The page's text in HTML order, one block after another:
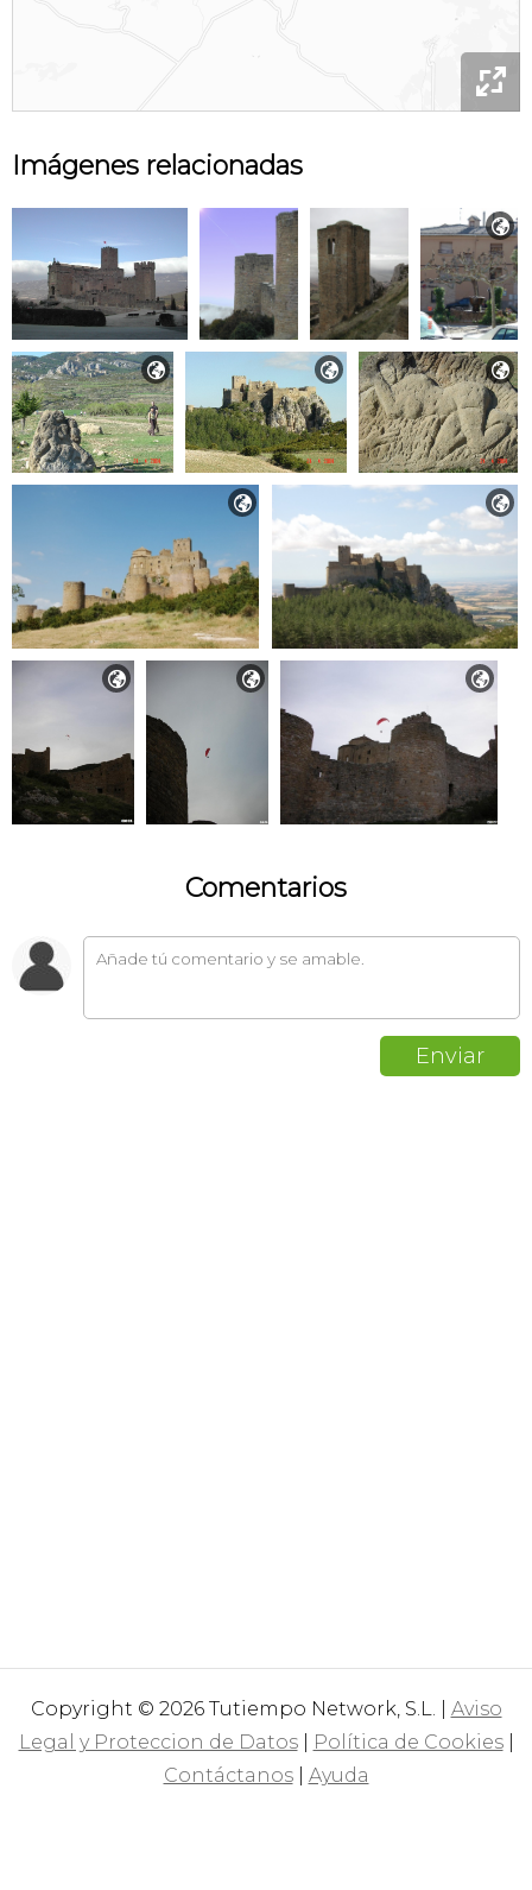

Imágenes relacionadas

  
 
  
Comentarios
Copyright © 2026 Tutiempo Network, S.L. | Aviso
Legal y Proteccion de Datos| Política de Cookies|
Contáctanos| Ayuda